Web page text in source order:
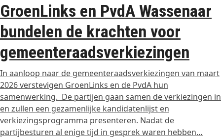
GroenLinks en PvdA Wassenaar
bundelen de krachten voor
gemeenteraadsverkiezingen
In aanloop naar de gemeenteraadsverkiezingen van maart
2026 verstevigen GroenLinks en de PvdA hun
samenwerking. De partijen gaan samen de verkiezingen in
en zullen een gezamenlijke kandidatenlijst en
verkiezingsprogramma presenteren. Nadat de
partijbesturen al enige tijd in gesprek waren hebben…